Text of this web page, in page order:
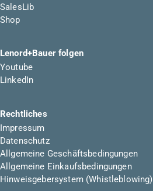
SalesLib
Shop
Lenord+Bauer folgen
Youtube
LinkedIn
Rechtliches
Impressum
Datenschutz
Allgemeine Geschäftsbedingungen
Allgemeine Einkaufsbedingungen
Hinweisgebersystem (Whistleblowing)